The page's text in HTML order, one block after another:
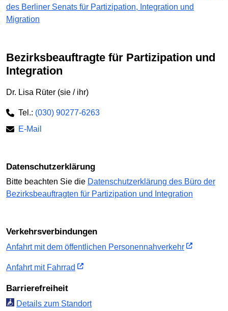
des Berliner Senats für Partizipation, Integration und
Migration
Bezirksbeauftragte für Partizipation und
Integration
Dr. Lisa Rüter (sie / ihr)
Tel.: (030) 90277-6263
E-Mail
Datenschutzerklärung
Bitte beachten Sie die Datenschutzerklärung des Büro der
Bezirksbeauftragten für Partizipation und Integration
Verkehrs­verbindungen
Anfahrt mit dem öffent­lichen Personen­nah­verkehr
Anfahrt mit Fahrrad
Barriere­freiheit
Details zum Standort